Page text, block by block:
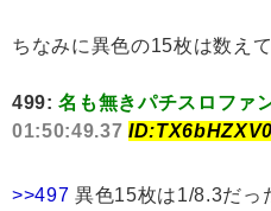
ちなみに異色の15枚は数え
499:名も無きパチスロファ
01:50:49.37
>>497 異色15枚は1/8.3だっ